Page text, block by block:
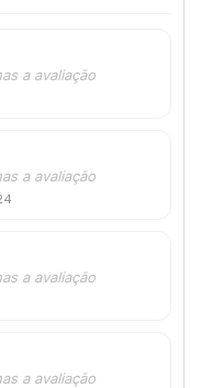
a avaliação
a avaliação
a avaliação
a avaliação